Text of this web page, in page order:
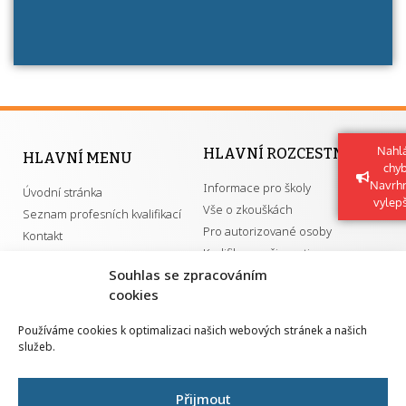
Souhlas se zpracováním
cookies
Používáme cookies k optimalizaci našich webových stránek a našich
služeb.
Přijmout
HLAVNÍ MENU
Úvodní stránka
Seznam profesních kvalifikací
Kontakt
HLAVNÍ ROZCESTNÍK
Informace pro školy
Vše o zkouškách
Pro autorizované osoby
Kvalifikace a živnosti
GDPR
Národní pedagogický institut ČR
Senovážné náměstí 25